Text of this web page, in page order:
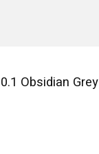
Obsidian Grey